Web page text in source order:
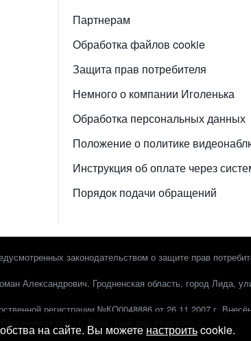
Партнерам
Обработка файлов cookie
Защита прав потребителя
Немного о компании Иголенька
Обработка персональных данных
Положение о политике
Инструкция об оплате через
Порядок подачи обращений
законодательством о защите прав
Александрович. Гродненская область, город Лида,
регистрации №КО0048886 от 26.11.2007 г.
обл., г. Лида, 1-ый пер. Невского, 2
на сайте. Вы можете настроитьcookie.